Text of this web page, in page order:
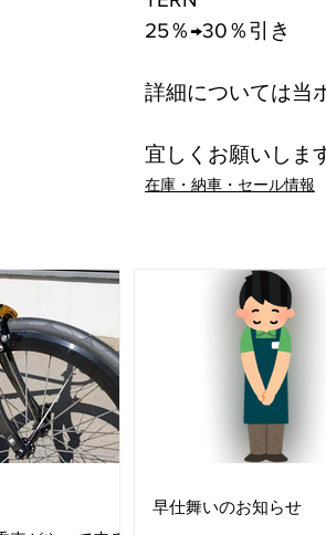
25％→30％引き
詳細については当
宜しくお願いしま
在庫・納車・セール情報
早仕舞いのお知らせ